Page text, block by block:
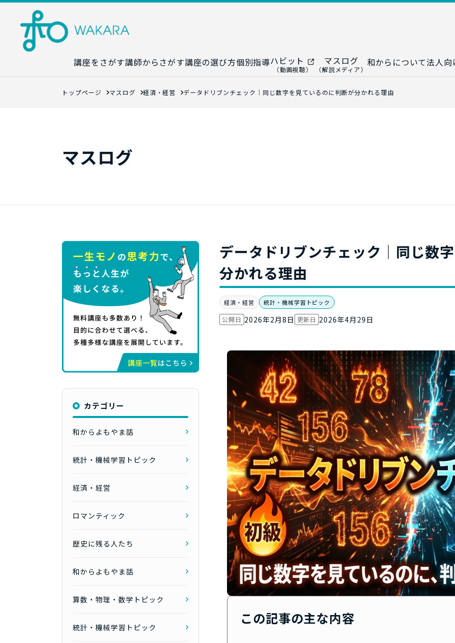
講座をさがす講師からさがす講座の選び方
講座カレンダー
個別指導
生成AI教室
ハビット
（動画視聴）
マスログ
（解説メディア）
和からについて法人向
トップページ マスログ 経済・経営 データドリブンチェック｜同じ数字を見ているのに判断が分かれる理由
マスログ
データドリブンチェック｜同じ数
分かれる理由
経済・経営 統計・機械学習トピック
公開日 2026年2月8日 更新日 2026年4月29日
この記事の主な内容
カテゴリー
和からよもやま話
統計・機械学習トピック
経済・経営
ロマンティック
歴史に残る人たち
和からよもやま話
算数・物理・数学トピック
統計・機械学習トピック